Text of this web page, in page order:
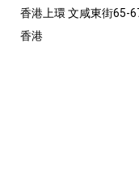
香港上環 文咸東街65-
香港